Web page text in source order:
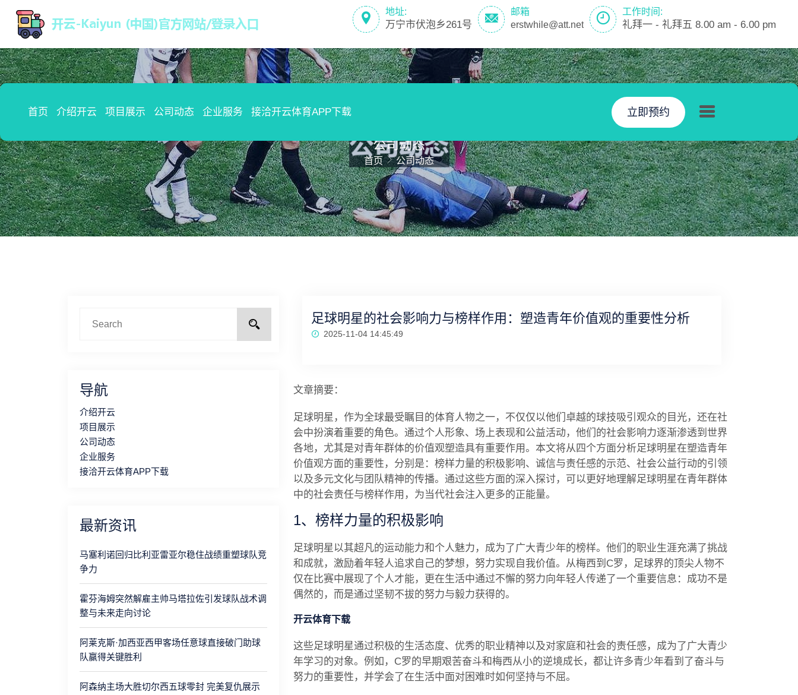
地址:
万宁市伏泡乡261号
邮箱
erstwhile@att.net
工作时间:
礼拜一 - 礼拜五 8.00 am - 6.00 pm
首页 介绍开云 项目展示 公司动态 企业服务 接洽开云体育APP下载 立即预约
公司动态
首页 公司动态
导航
介绍开云
项目展示
公司动态
企业服务
接洽开云体育APP下载
最新资讯
马塞利诺回归比利亚雷亚尔稳住战绩重塑球队竞
争力
霍芬海姆突然解雇主帅马塔拉佐引发球队战术调
整与未来走向讨论
阿莱克斯·加西亚西甲客场任意球直接破门助球
队赢得关键胜利
阿森纳主场大胜切尔西五球零封 完美复仇展示
足球明星的社会影响力与榜样作用：塑造青年价值观的重要性分析
2025-11-04 14:45:49
文章摘要：
足球明星，作为全球最受瞩目的体育人物之一，不仅仅以他们卓越的球技吸引观众的目光，还在社
会中扮演着重要的角色。通过个人形象、场上表现和公益活动，他们的社会影响力逐渐渗透到世界
各地，尤其是对青年群体的价值观塑造具有重要作用。本文将从四个方面分析足球明星在塑造青年
价值观方面的重要性，分别是：榜样力量的积极影响、诚信与责任感的示范、社会公益行动的引领
以及多元文化与团队精神的传播。通过这些方面的深入探讨，可以更好地理解足球明星在青年群体
中的社会责任与榜样作用，为当代社会注入更多的正能量。
1、榜样力量的积极影响
足球明星以其超凡的运动能力和个人魅力，成为了广大青少年的榜样。他们的职业生涯充满了挑战
和成就，激励着年轻人追求自己的梦想，努力实现自我价值。从梅西到C罗，足球界的顶尖人物不
仅在比赛中展现了个人才能，更在生活中通过不懈的努力向年轻人传递了一个重要信息：成功不是
偶然的，而是通过坚韧不拔的努力与毅力获得的。
开云体育下载
这些足球明星通过积极的生活态度、优秀的职业精神以及对家庭和社会的责任感，成为了广大青少
年学习的对象。例如，C罗的早期艰苦奋斗和梅西从小的逆境成长，都让许多青少年看到了奋斗与
努力的重要性，并学会了在生活中面对困难时如何坚持与不屈。